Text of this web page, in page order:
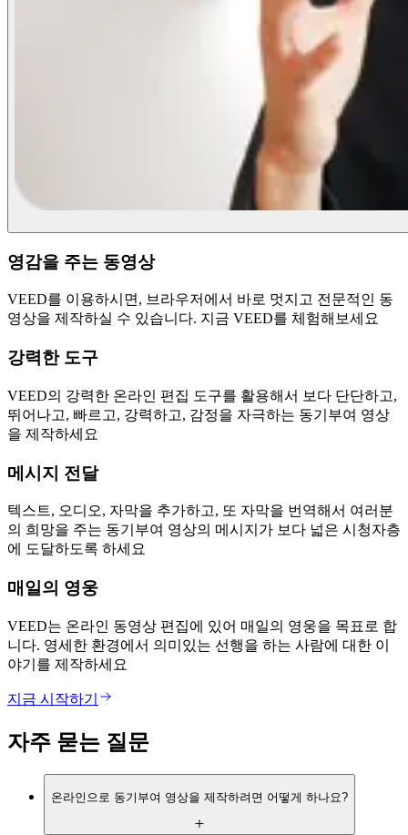
영감을 주는 동영상
VEED를 이용하시면, 브라우저에서 바로 멋지고 전문적인 동
영상을 제작하실 수 있습니다. 지금 VEED를 체험해보세요
강력한 도구
VEED의 강력한 온라인 편집 도구를 활용해서 보다 단단하고,
뛰어나고, 빠르고, 강력하고, 감정을 자극하는 동기부여 영상
을 제작하세요
메시지 전달
텍스트, 오디오, 자막을 추가하고, 또 자막을 번역해서 여러분
의 희망을 주는 동기부여 영상의 메시지가 보다 넓은 시청자층
에 도달하도록 하세요
매일의 영웅
VEED는 온라인 동영상 편집에 있어 매일의 영웅을 목표로 합
니다. 영세한 환경에서 의미있는 선행을 하는 사람에 대한 이
야기를 제작하세요
지금 시작하기
자주 묻는 질문
온라인으로 동기부여 영상을 제작하려면 어떻게 하나요?